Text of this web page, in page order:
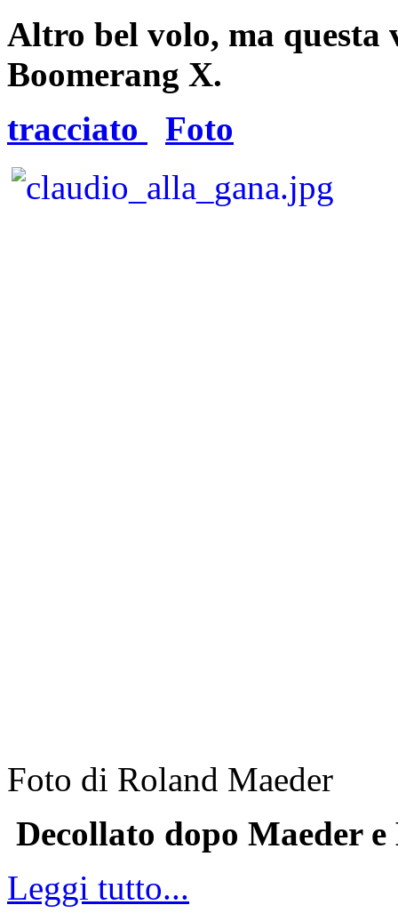
Altro bel volo, ma questa
Boomerang X.
tracciato
Foto
Foto di Roland Maeder
Decollato dopo Maeder e
Leggi tutto...